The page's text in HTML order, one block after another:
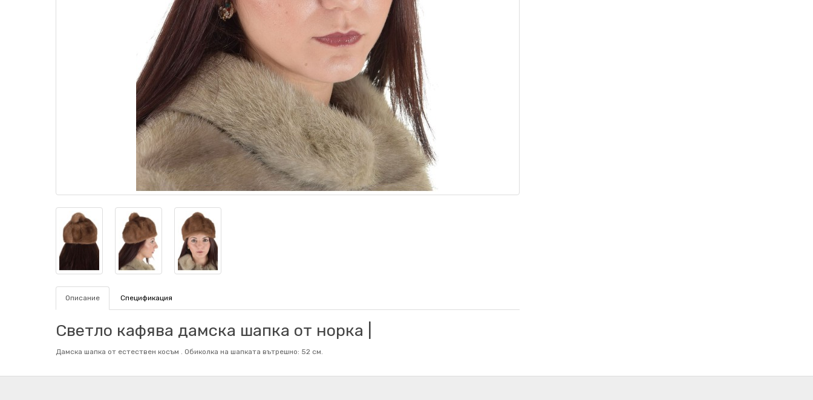
Описание Спецификация
Светло кафява дамска шапка от норка |
Дамска шапка от естествен косъм . Обиколка на шапката вътрешно: 52 см.